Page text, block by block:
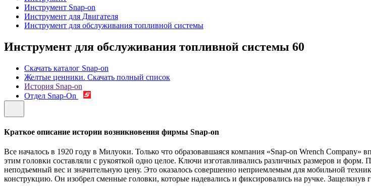
Инструмент Snap-on
Инструмент для Двигателя
Инструмент для обслуживания топливной системы
Инструмент для обслуживания топливной системы 60
Скачать каталог Snap-on
Желтые ценники. Скачать полный список
История Snap-on
Отдел Snap-On
Краткое описание истории возникновения фирмы Snap-on
Все началось в 1920 году в Милуоки. Только что образовавшаяся компания «Snap-on Wrench
этим головки составляли с рукояткой одно целое. Ключи изготавливались различных размеров и
неподъемный вес и значительную цену. Это оказалось совершенно неприемлемым для мобильной
конструкцию. Он изобрел сменные головки, которые надевались и фиксировались на ручке.